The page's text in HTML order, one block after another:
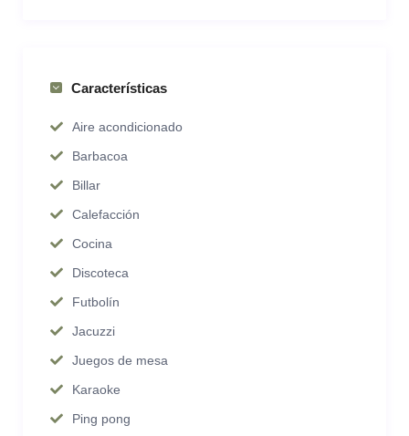
Características
Aire acondicionado
Barbacoa
Billar
Calefacción
Cocina
Discoteca
Futbolín
Jacuzzi
Juegos de mesa
Karaoke
Ping pong